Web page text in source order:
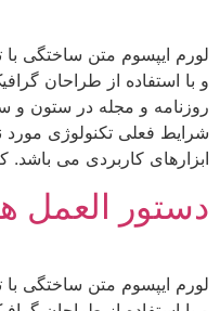
لورم ایپسوم متن ساختگی
و با استفاده از طراحان
روزنامه و مجله در ستون و
شرایط فعلی تکنولوژی مورد
ابزارهای کاربردی می
دستور العمل
لورم ایپسوم متن ساختگی